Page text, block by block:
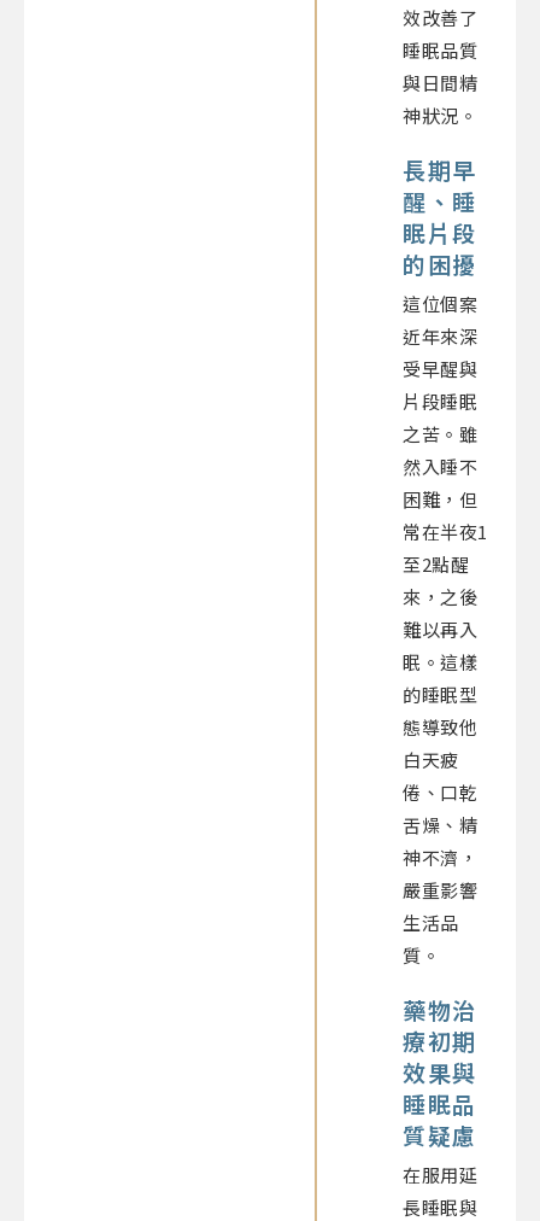
效改善了
睡眠品質
與日間精
神狀況。
長期早
醒、睡
眠片段
的困擾
這位個案
近年來深
受早醒與
片段睡眠
之苦。雖
然入睡不
困難，但
常在半夜1
至2點醒
來，之後
難以再入
眠。這樣
的睡眠型
態導致他
白天疲
倦、口乾
舌燥、精
神不濟，
嚴重影響
生活品
質。
藥物治
療初期
效果與
睡眠品
質疑慮
在服用延
長睡眠與